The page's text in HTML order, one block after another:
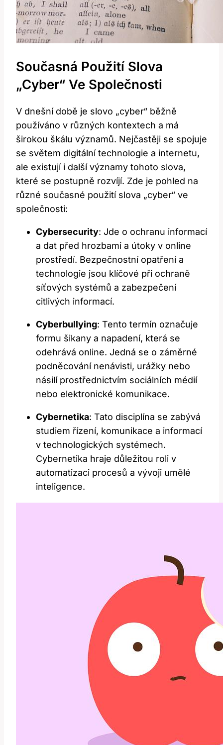
Současná Použití Slova‌
„cyber“ Ve Společnosti
V dnešní době je ⁣slovo „cyber“ běžně
používáno⁣ v různých kontextech a má
širokou škálu významů. Nejčastěji se spojuje
se ​světem digitální technologie a internetu,
ale existují i další významy⁤ tohoto slova,
které se postupně rozvíjí. Zde je pohled na
různé současné použití slova „cyber“ ve
společnosti:
Cybersecurity: Jde o ochranu informací
a dat před hrozbami a útoky v online
prostředí. Bezpečnostní opatření a
technologie jsou klíčové ‌při ​ochraně
síťových systémů a zabezpečení
⁤citlivých informací.
Cyberbullying: Tento‌ termín označuje
formu šikany a napadení,‍ která se
odehrává online. Jedná se o záměrné
podněcování ⁣nenávisti, urážky nebo
násilí ⁢prostřednictvím sociálních médií
nebo elektronické komunikace.
Cybernetika: Tato disciplína⁣ se zabývá
studiem řízení, ⁣komunikace a informací
v technologických systémech.
Cybernetika hraje důležitou roli v
automatizaci procesů a vývoji umělé
inteligence.